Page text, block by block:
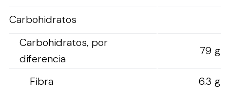
Carbohidratos
Carbohidratos, por
diferencia
79 g
Fibra
6.3 g